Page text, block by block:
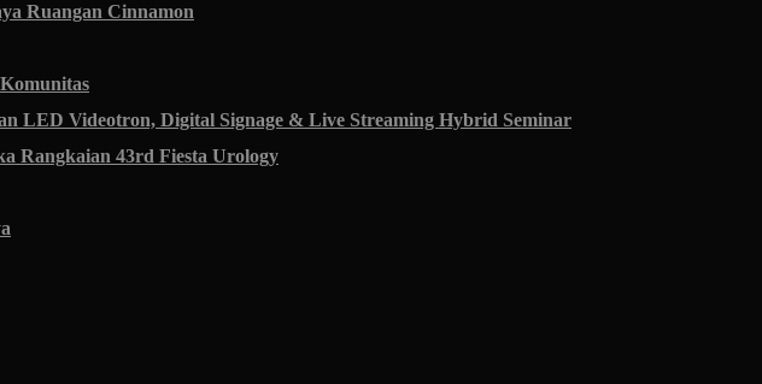
Ruangan Cinnamon
LED Videotron, Digital Signage & Live Streaming Hybrid Seminar
Rangkaian 43rd Fiesta Urology